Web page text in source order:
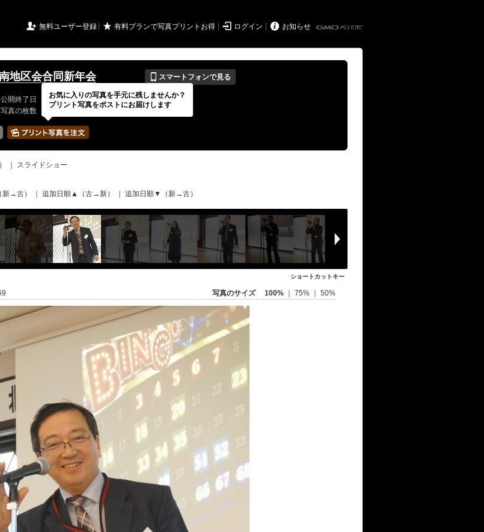
 無料ユーザー登録 ★ 有料プランで写真プリントお得  ログイン  お知らせ
地区会合同新年会 📱 スマートフォンで見る
公開終了日 無期限 イベントの期間
---
写真の枚数 112 / 2000枚
スライドショー
→古） 追加日順▲（古→新） 追加日順▼（新→古）
ショートカットキー
写真のサイズ 100% 75% 50%
お気に入りの写真を手元に残しませんか？
プリント写真をポストにお届けします